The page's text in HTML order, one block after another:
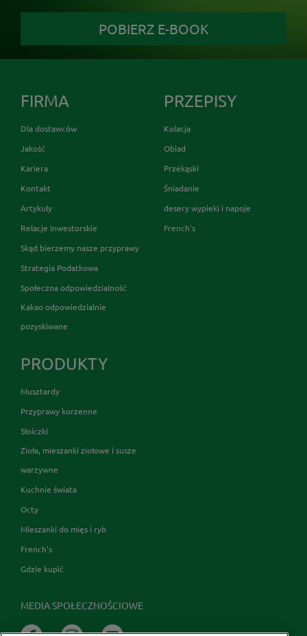
POBIERZ E-BOOK
FIRMA
Dla dostawców
Jakość
Kariera
Kontakt
Artykuły
Relacje Inwestorskie
Skąd bierzemy nasze przyprawy
Strategia Podatkowa
Społeczna odpowiedzialność
Kakao odpowiedzialnie
pozyskiwane
PRZEPISY
Kolacja
Obiad
Przekąski
Śniadanie
desery wypieki i napoje
French's
PRODUKTY
Musztardy
Przyprawy korzenne
Słoiczki
Zioła, mieszanki ziołowe i susze
warzywne
Kuchnie świata
Octy
Mieszanki do mięs i ryb
French's
Gdzie kupić
MEDIA SPOŁECZNOŚCIOWE